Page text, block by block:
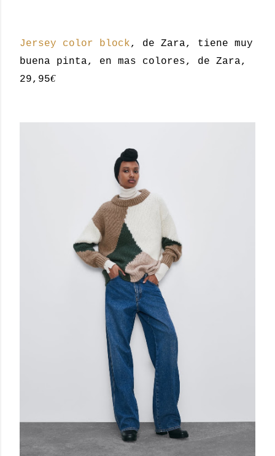
Jersey color block, de Zara, tiene muy
buena pinta, en mas colores, de Zara,
29,95€